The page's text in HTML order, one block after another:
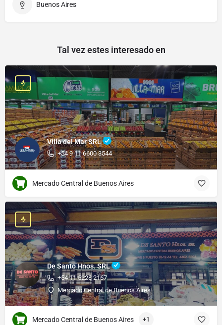
Buenos Aires
Tal vez estes interesado en
Villa del Mar SRL
+54 9 11 6600 3544
Mercado Central de Buenos Aires
De Santo Hnos. SRL
+54 11 5228 2167
Mercado Central de Buenos Aires
Mercado Central de Buenos Aires +1